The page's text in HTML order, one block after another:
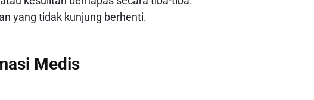
yang tidak kunjung berhenti.
Medis